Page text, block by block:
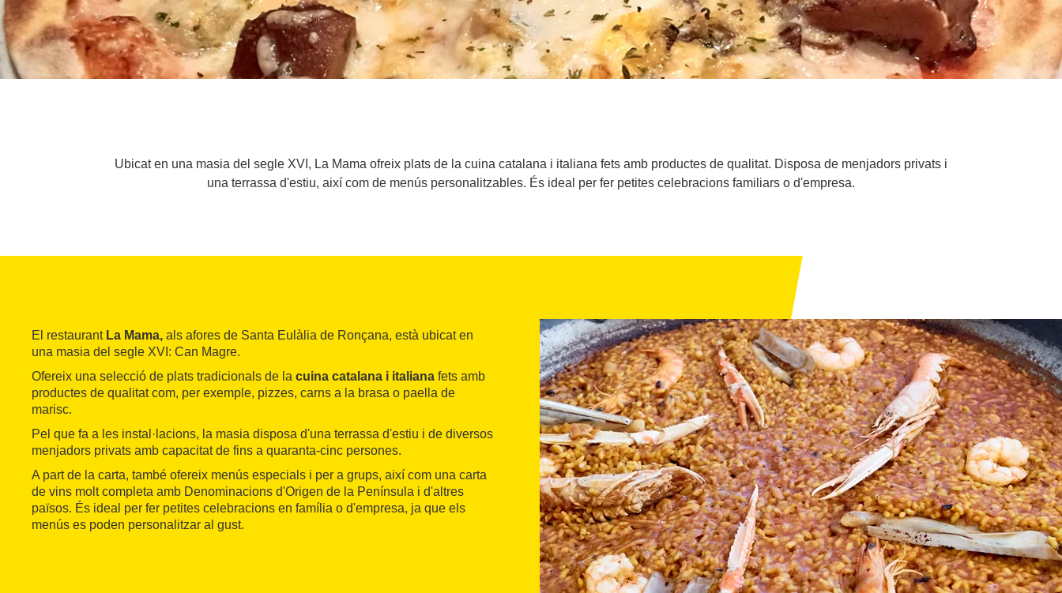
Ubicat en una masia del segle XVI, La Mama ofreix plats de la cuina catalana i italiana fets amb productes de qualitat. Disposa de menjadors privats i
una terrassa d'estiu, així com de menús personalitzables. És ideal per fer petites celebracions familiars o d'empresa.
El restaurant La Mama, als afores de Santa Eulàlia de Ronçana, està ubicat en
una masia del segle XVI: Can Magre.
Ofereix una selecció de plats tradicionals de la cuina catalana i italiana fets amb
productes de qualitat com, per exemple, pizzes, carns a la brasa o paella de
marisc.
Pel que fa a les instal·lacions, la masia disposa d'una terrassa d'estiu i de diversos
menjadors privats amb capacitat de fins a quaranta-cinc persones.
A part de la carta, també ofereix menús especials i per a grups, així com una carta
de vins molt completa amb Denominacions d'Origen de la Península i d'altres
països. És ideal per fer petites celebracions en família o d'empresa, ja que els
menús es poden personalitzar al gust.